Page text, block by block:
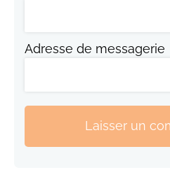
Adresse de messagerie
Laisser un